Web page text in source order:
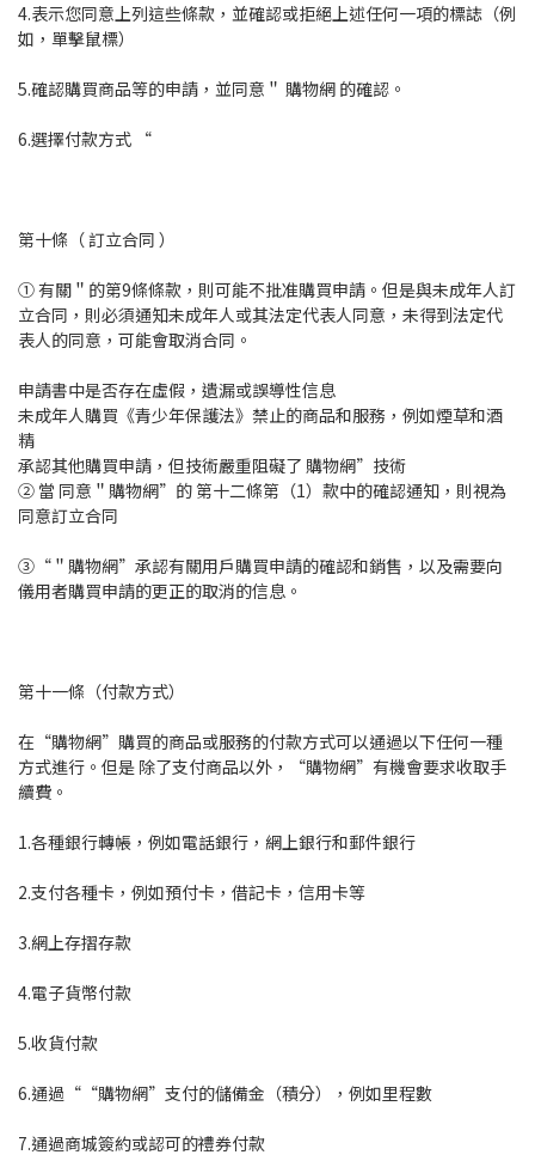
4.表示您同意上列這些條款，並確認或拒絕上述任何一項的標誌（例
如，單擊鼠標）
5.確認購買商品等的申請，並同意＂ 購物網 的確認。
6.選擇付款方式 “
第十條（ 訂立合同 ）
① 有關＂的第9條條款，則可能不批准購買申請。但是與未成年人訂
立合同，則必須通知未成年人或其法定代表人同意，未得到法定代
表人的同意，可能會取消合同。
申請書中是否存在虛假，遺漏或誤導性信息
未成年人購買《青少年保護法》禁止的商品和服務，例如煙草和酒
精
承認其他購買申請，但技術嚴重阻礙了 購物網”技術
② 當 同意＂購物網”的 第十二條第（1）款中的確認通知，則視為
同意訂立合同
③“＂購物網”承認有關用戶購買申請的確認和銷售，以及需要向
儀用者購買申請的更正的取消的信息。
第十一條（付款方式）
在“購物網”購買的商品或服務的付款方式可以通過以下任何一種
方式進行。但是 除了支付商品以外，“購物網”有機會要求收取手
續費。
1.各種銀行轉帳，例如電話銀行，網上銀行和郵件銀行
2.支付各種卡，例如預付卡，借記卡，信用卡等
3.網上存摺存款
4.電子貨幣付款
5.收貨付款
6.通過““購物網”支付的儲備金（積分），例如里程數
7.通過商城簽約或認可的禮券付款